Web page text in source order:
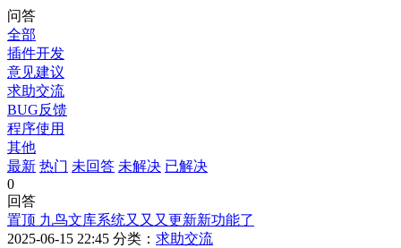
问答
全部
插件开发
意见建议
求助交流
BUG反馈
程序使用
其他
最新 热门 未回答 未解决 已解决
0
回答
置顶 九鸟文库系统又又又更新新功能了
2025-06-15 22:45 分类： 求助交流